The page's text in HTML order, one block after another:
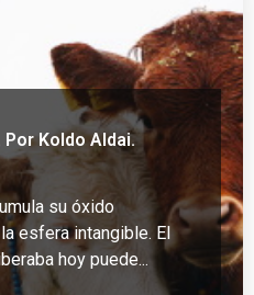
Koldo Aldai.
su óxido
esfera intangible. El
hoy puede...